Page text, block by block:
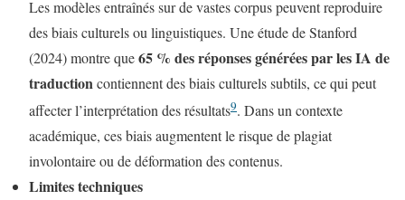
Les modèles entraînés sur de vastes corpus peuvent reproduire
des biais culturels ou linguistiques. Une étude de Stanford
(2024) montre que65 % des réponses générées par les IA de
traduction contiennent des biais culturels subtils, ce qui peut
affecter l’interprétation des résultats9. Dans un contexte
académique, ces biais augmentent le risque de plagiat
involontaire ou de déformation des contenus.
Limites techniques